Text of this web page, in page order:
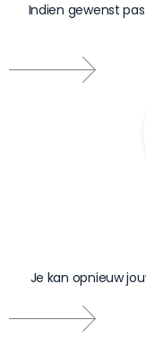
Indien gewenst
Je kan opnieuw